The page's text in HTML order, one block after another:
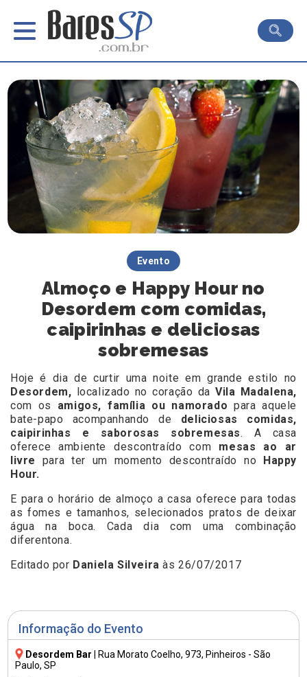
Informação do Evento
Desordem Bar Rua Morato Coelho, 973, Pinheiros - São
Paulo, SP
Evento
Almoço e Happy Hour no
Desordem com comidas,
caipirinhas e deliciosas
sobremesas
Hoje é dia de curtir uma noite em grande estilo no
Desordem, localizado no coração da Vila Madalena,
com os amigos, família ou namorado para aquele
bate-papo acompanhando de deliciosas comidas,
caipirinhas e saborosas sobremesas. A casa
oferece ambiente descontraído com mesas ao ar
livre
para ter um momento descontraído no
Happy
Hour.
E para o horário de almoço a casa oferece para todas
as fomes e tamanhos, selecionados pratos de deixar
água na boca. Cada dia com uma combinação
diferentona.
Editado por Daniela Silveira às 26/07/2017